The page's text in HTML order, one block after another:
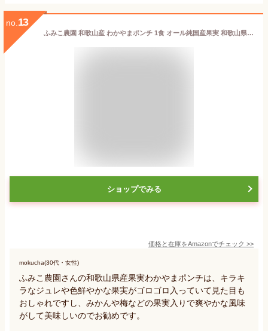
no. 13
ふみこ農園 和歌山産 わかやまポンチ 1食 オール純国産果実 和歌山県産果実のみ使用 みかん 南高梅 甘露煮 はっさく 若桃 ゼリー 和歌山県協力商品スイーツ (クラフト袋小)
ショップでみる
価格と在庫をAmazonでチェック >>
mokucha(30代・女性)
ふみこ農園さんの和歌山県産果実わかやまポンチは、キラキ
ラなジュレや色鮮やかな果実がゴロゴロ入っていて見た目も
おしゃれですし、みかんや梅などの果実入りで爽やかな風味
がして美味しいのでお勧めです。